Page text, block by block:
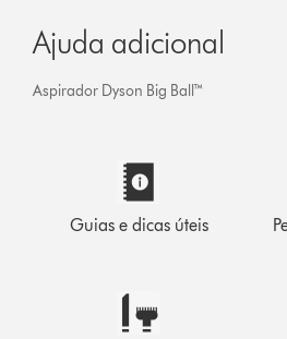
Ajuda adicional
Aspirador Dyson Big Ball™
Guias e dicas úteis